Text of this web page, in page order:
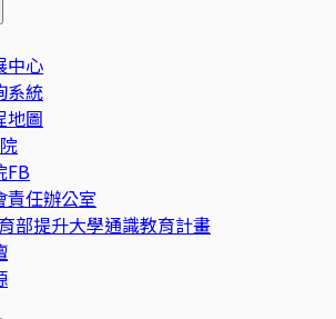
中心
系統
地圖
FB
責任辦公室
部提升大學通識教育計畫